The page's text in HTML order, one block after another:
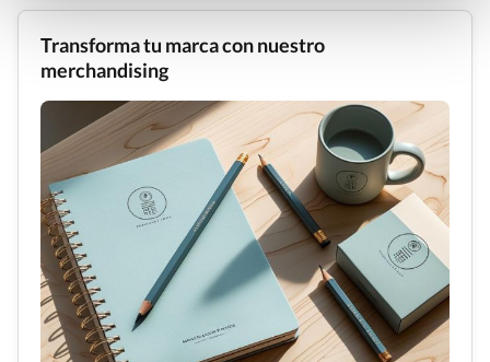
Transforma tu marca con nuestro
merchandising